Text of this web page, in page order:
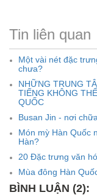
Tin liên quan
Một vài nét đặc
chưa?
NHỮNG TRUNG
TIẾNG KHÔNG
QUỐC
Busan Jin - nơi
Món mỳ Hàn Quốc
Hàn?
20 Đặc trưng văn
Mùa đông Hàn
BÌNH LUẬN (2):